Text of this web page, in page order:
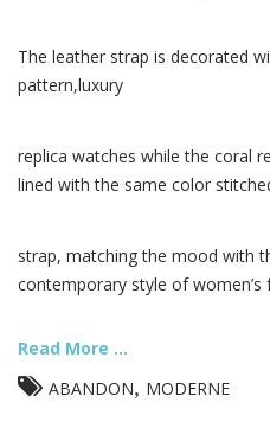
The leather strap is decorated
pattern,luxury
replica watches while the coral
lined with the same color
strap, matching the mood with
contemporary style of women’s
Read More ...
ABANDON, MODERNE